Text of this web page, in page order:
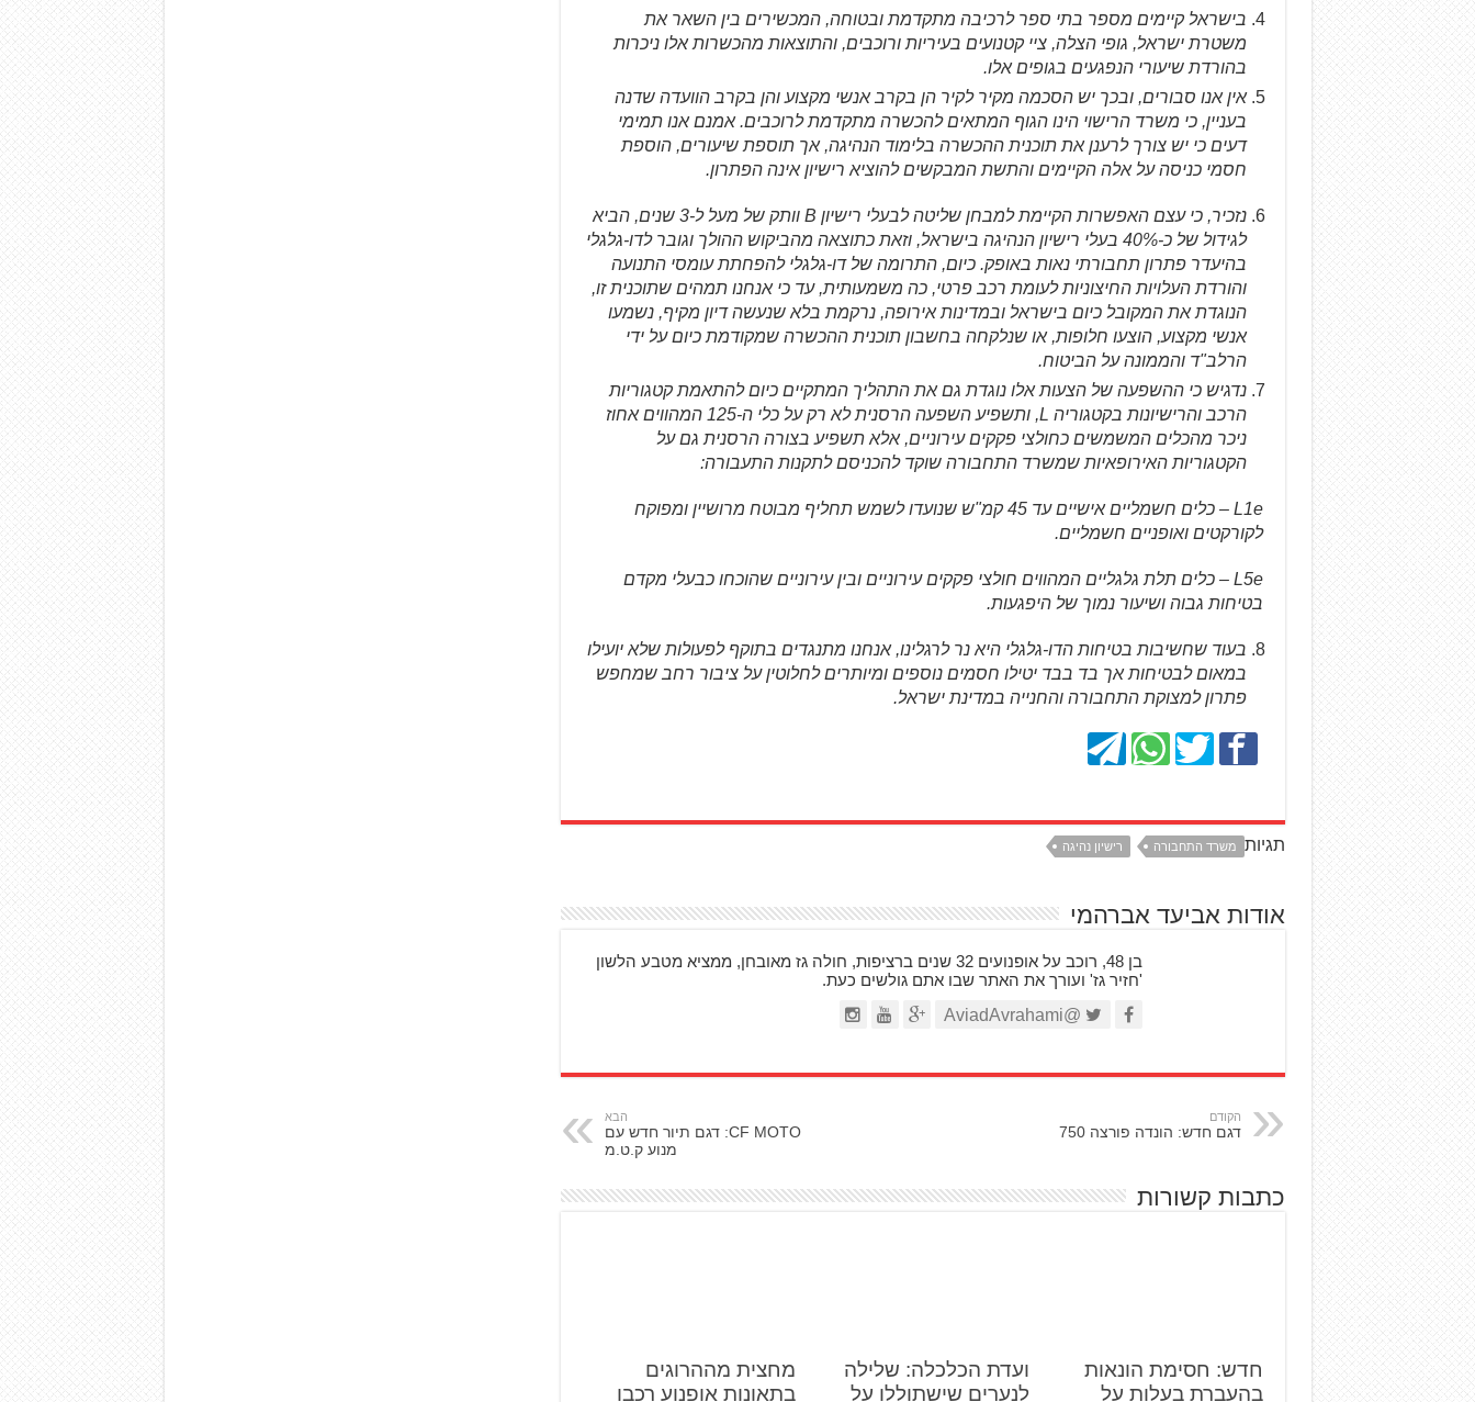
בישראל קיימים מספר בתי ספר לרכיבה מתקדמת ובטוחה, המכשירים בין השאר את
משטרת ישראל, גופי הצלה, ציי קטנועים בעיריות ורוכבים, והתוצאות מהכשרות אלו ניכרות
בהורדת שיעורי הנפגעים בגופים אלו.
אין אנו סבורים, ובכך יש הסכמה מקיר לקיר הן בקרב אנשי מקצוע והן בקרב הוועדה שדנה
בעניין, כי משרד הרישוי הינו הגוף המתאים להכשרה מתקדמת לרוכבים. אמנם אנו תמימי
דעים כי יש צורך לרענן את תוכנית ההכשרה בלימוד הנהיגה, אך תוספת שיעורים, הוספת
חסמי כניסה על אלה הקיימים והתשת המבקשים להוציא רישיון אינה הפתרון.
נזכיר, כי עצם האפשרות הקיימת למבחן שליטה לבעלי רישיון B וותק של מעל ל-3 שנים, הביא
לגידול של כ-40% בעלי רישיון הנהיגה בישראל, וזאת כתוצאה מהביקוש ההולך וגובר לדו-גלגלי
בהיעדר פתרון תחבורתי נאות באופק. כיום, התרומה של דו-גלגלי להפחתת עומסי התנועה
והורדת העלויות החיצוניות לעומת רכב פרטי, כה משמעותית, עד כי אנחנו תמהים שתוכנית זו,
הנוגדת את המקובל כיום בישראל ובמדינות אירופה, נרקמת בלא שנעשה דיון מקיף, נשמעו
אנשי מקצוע, הוצעו חלופות, או שנלקחה בחשבון תוכנית ההכשרה שמקודמת כיום על ידי
הרלב"ד והממונה על הביטוח.
נדגיש כי ההשפעה של הצעות אלו נוגדת גם את התהליך המתקיים כיום להתאמת קטגוריות
הרכב והרישיונות בקטגוריה L, ותשפיע השפעה הרסנית לא רק על כלי ה-125 המהווים אחוז
ניכר מהכלים המשמשים כחולצי פקקים עירוניים, אלא תשפיע בצורה הרסנית גם על
הקטגוריות האירופאיות שמשרד התחבורה שוקד להכניסם לתקנות התעבורה:
L1e – כלים חשמליים אישיים עד 45 קמ"ש שנועדו לשמש תחליף מבוטח מרושיין ומפוקח
לקורקטים ואופניים חשמליים.
L5e – כלים תלת גלגליים המהווים חולצי פקקים עירוניים ובין עירוניים שהוכחו כבעלי מקדם
בטיחות גבוה ושיעור נמוך של היפגעות.
בעוד שחשיבות בטיחות הדו-גלגלי היא נר לרגלינו, אנחנו מתנגדים בתוקף לפעולות שלא יועילו
במאום לבטיחות אך בד בבד יטילו חסמים נוספים ומיותרים לחלוטין על ציבור רחב שמחפש
פתרון למצוקת התחבורה והחנייה במדינת ישראל.
תגיות משרד התחבורה רישיון נהיגה
אודות אביעד אברהמי
בן 48, רוכב על אופנועים 32 שנים ברציפות, חולה גז מאובחן, ממציא מטבע הלשון
'חזיר גז' ועורך את האתר שבו אתם גולשים כעת.
@AviadAvrahami
הקודם
דגם חדש: הונדה פורצה 750
הבא
CF MOTO: דגם תיור חדש עם
מנוע ק.ט.מ
כתבות קשורות
חדש: חסימת הונאות
בהעברת בעלות על
ועדת הכלכלה: שלילה
לנערים שישתוללו על
מחצית מההרוגים
בתאונות אופנוע רכבו